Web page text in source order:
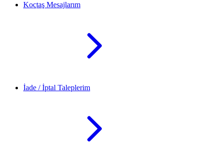
Koçtaş Mesajlarım
İade / İptal Taleplerim